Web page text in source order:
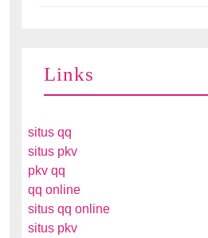
Links
situs qq
situs pkv
pkv qq
qq online
situs qq online
situs pkv